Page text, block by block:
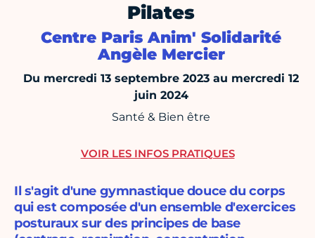
Pilates
Centre Paris Anim' Solidarité
Angèle Mercier
Du mercredi 13 septembre 2023 au mercredi 12
juin 2024
Santé & Bien être
Il s'agit d'une gymnastique douce du corps
qui est composée d'un ensemble d'exercices
posturaux sur des principes de base
VOIR LES INFOS PRATIQUES